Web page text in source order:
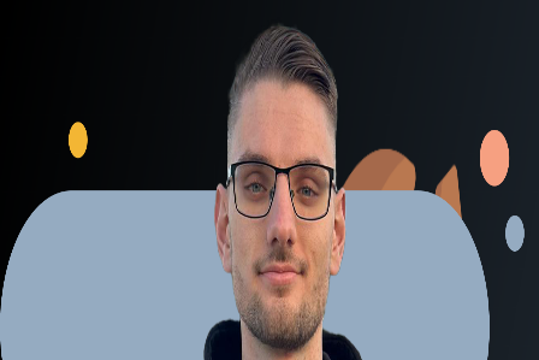
Explore Projects